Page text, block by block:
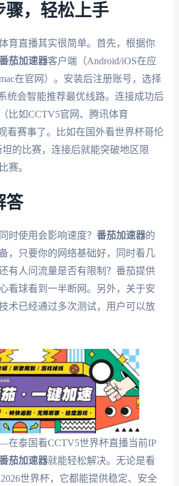
骤，轻松上手
育直播其实很简单。首先，根据你
茄加速器客户端（Android/iOS在应
在官网）。安装后注册账号，选择
统会智能推荐最优线路。连接成功后
比如CCTV5官网、腾讯体育
看赛事了。比如在国外看世界杯哥伦
坦的比赛，连接后就能突破地区限
赛。
答
时使用会影响速度？ 番茄加速器的
，只要你的网络基础好，同时看几
有人问流量是否有限制？番茄提供
看球看到一半断网。另外，关于安
术已经通过多次测试，用户可以放
在泰国看CCTV5世界杯直播当前IP
茄加速器就能轻松解决。无论是看
世界杯，它都能提供稳定、安全